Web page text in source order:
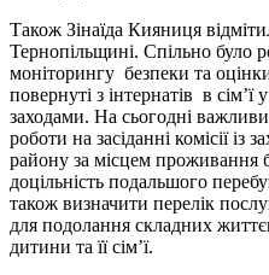
Також Зінаїда Кияниця
Тернопільщині. Спільно було
моніторингу безпеки та оцінки
повернуті з інтернатів в
заходами. На сьогодні
роботи на засіданні комісії
району за місцем проживання
доцільність подальшого
також визначити перелік
для подолання складних
дитини та її сім’ї.